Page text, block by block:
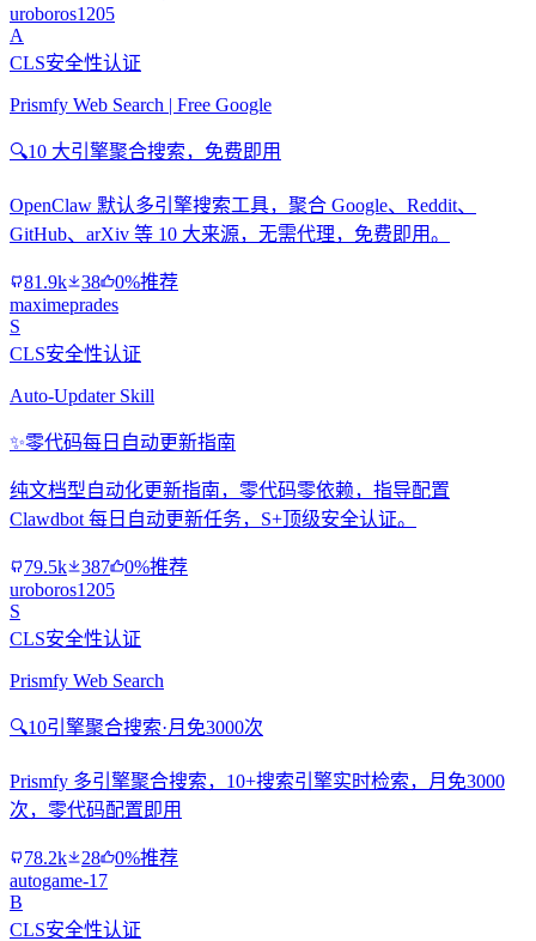
uroboros1205
A
CLS安全性认证
Prismfy Web Search | Free Google
🔍10 大引擎聚合搜索，免费即用
OpenClaw 默认多引擎搜索工具，聚合 Google、Reddit、
GitHub、arXiv 等 10 大来源，无需代理，免费即用。
81.9k 38
0%推荐
maximeprades
S
CLS安全性认证
Auto-Updater Skill
✨零代码每日自动更新指南
纯文档型自动化更新指南，零代码零依赖，指导配置
Clawdbot 每日自动更新任务，S+顶级安全认证。
79.5k 387
0%推荐
uroboros1205
S
CLS安全性认证
Prismfy Web Search
🔍10引擎聚合搜索·月免3000次
Prismfy 多引擎聚合搜索，10+搜索引擎实时检索，月免3000
次，零代码配置即用
78.2k 28
0%推荐
autogame-17
B
CLS安全性认证